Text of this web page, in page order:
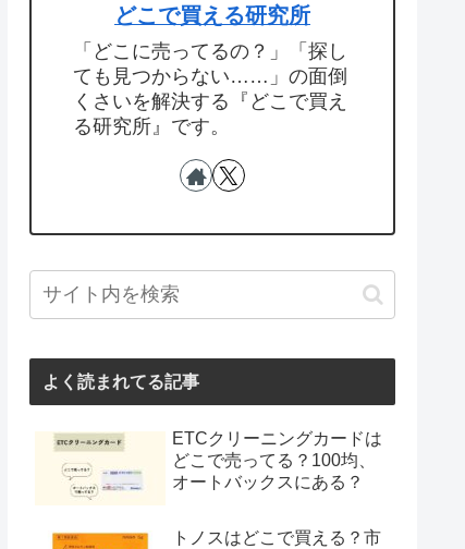
どこで買える研究所
「どこに売ってるの？」「探し
ても見つからない……」の面倒
くさいを解決する『どこで買え
る研究所』です。
よく読まれてる記事
ETCクリーニングカードは
どこで売ってる？100均、
オートバックスにある？
トノスはどこで買える？市